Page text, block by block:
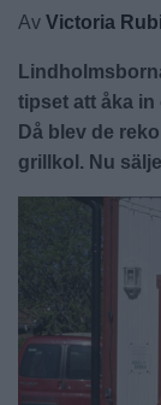
Av Victoria
tipset att åka in
Då blev de
grillkol. Nu